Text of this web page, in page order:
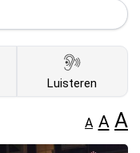
Luisteren
A A A